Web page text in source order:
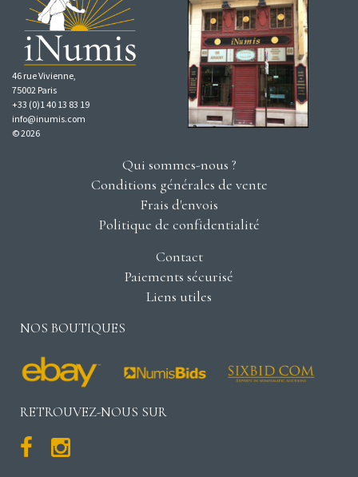
46 rue Vivienne,
75002 Paris
+33 (0)1 40 13 83 19
info@inumis.com
© 2026
Qui sommes-nous ?
Conditions générales de vente
Frais d'envois
Politique de confidentialité
Contact
Paiements sécurisé
Liens utiles
NOS BOUTIQUES
RETROUVEZ-NOUS SUR